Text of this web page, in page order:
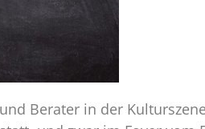
Berater in der